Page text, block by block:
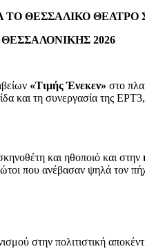
ΤΟ ΘΕΣΣΑΛΙΚΟ ΘΕΑΤΡΟ
2026
«Τιμής Ένεκεν» στο
και τη συνεργασία της
και ηθοποιό και στην
που ανέβασαν ψηλά τον
στην πολιτιστική